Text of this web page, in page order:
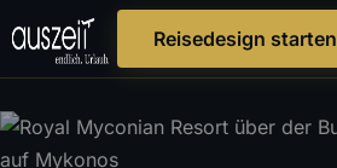
Reisedesign starten